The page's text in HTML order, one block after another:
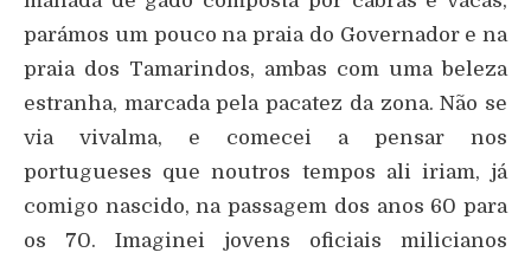
parámos um pouco na praia do Governador e na
praia dos Tamarindos, ambas com uma beleza
estranha, marcada pela pacatez da zona. Não se
via vivalma, e comecei a pensar nos
portugueses que noutros tempos ali iriam, já
comigo nascido, na passagem dos anos 60 para
os 70. Imaginei jovens oficiais milicianos